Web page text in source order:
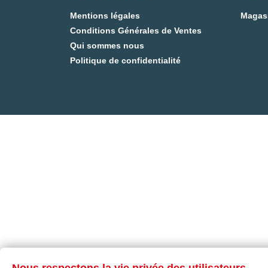
Mentions légales
Conditions Générales de Ventes
Qui sommes nous
Politique de confidentialité